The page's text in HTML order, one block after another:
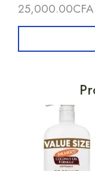
25,000.00CFA